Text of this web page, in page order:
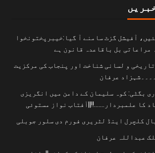
آفیشل گزٹ سامنے آ گیا:خیبرپختونخوا
مراعاتی بل باقاعدہ قانون ہے
و لسانی شناخت اور پنجاب کی مرکزیت
عرفان
بگٹی: کوہ سلیمان کے دامن میں انگریزی
کا علمبردار…….!!||آفتاب نواز مستوئی
کلچرل اینڈ لٹریری فورم دی سلور جوبلی
عبداللہ عرفان